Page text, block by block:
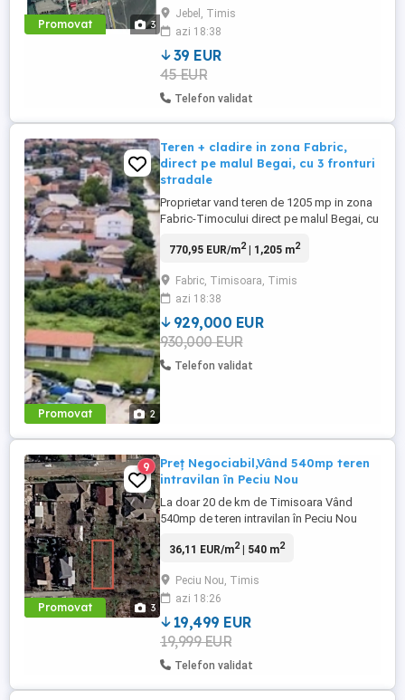
Promovat 3
EXCELENT, cu deschidere directă la
drumul european E70, acest teren
reprezintă o alegere inteligentă pentru ...
Jebel, Timis
azi 18:38
39 EUR
45 EUR
Telefon validat
Promovat 2
Teren + cladire in zona Fabric,
direct pe malul Begai, cu 3 fronturi
stradale
Proprietar vand teren de 1205 mp in zona
Fabric-Timocului direct pe malul Begai, cu
constructii functionale: hala + cladire cu
restaurant cu terasa, dotate cu toate
utilitatile: apa, canalizare, curent trifazic,
gaz, parcare.
770,95 EUR/m2| 1,205 m2
Fabric, Timisoara, Timis
azi 18:38
929,000 EUR
930,000 EUR
Telefon validat
Promovat 3
9
Preț Negociabil,Vând 540mp teren
intravilan în Peciu Nou
La doar 20 de km de Timisoara Vând
540mp de teren intravilan în Peciu Nou
Pentru detalii contactați nr de telefon E o
trafic, acces la utilități și foarte multă
liniște. Grădinița, Școala primară și Liceu
la 10 minute. 6 ...
36,11 EUR/m2| 540 m2
Peciu Nou, Timis
azi 18:26
19,499 EUR
19,999 EUR
Telefon validat